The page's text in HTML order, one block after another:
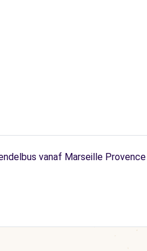
vanaf Marseille